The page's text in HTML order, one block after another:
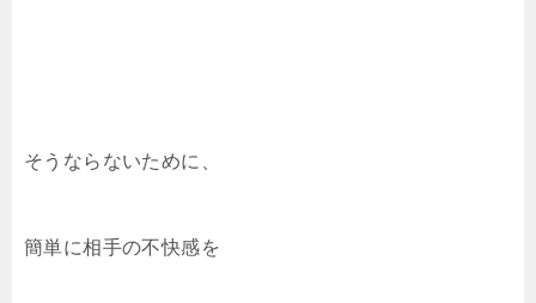
そうならないために、
簡単に相手の不快感を